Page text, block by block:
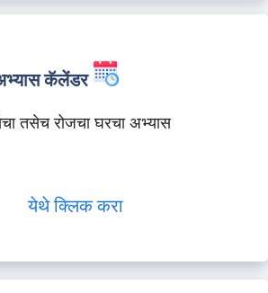
कॅलेंडर
तसेच रोजचा घरचा अभ्यास
येथे क्लिक करा